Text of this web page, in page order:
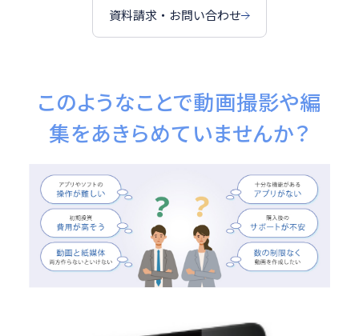
資料請求・お問い合わせ
このようなことで動画撮影や編
集をあきらめていませんか？